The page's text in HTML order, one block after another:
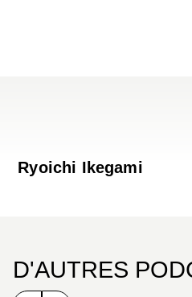
Ryoichi Ikegami
D'AUTRES